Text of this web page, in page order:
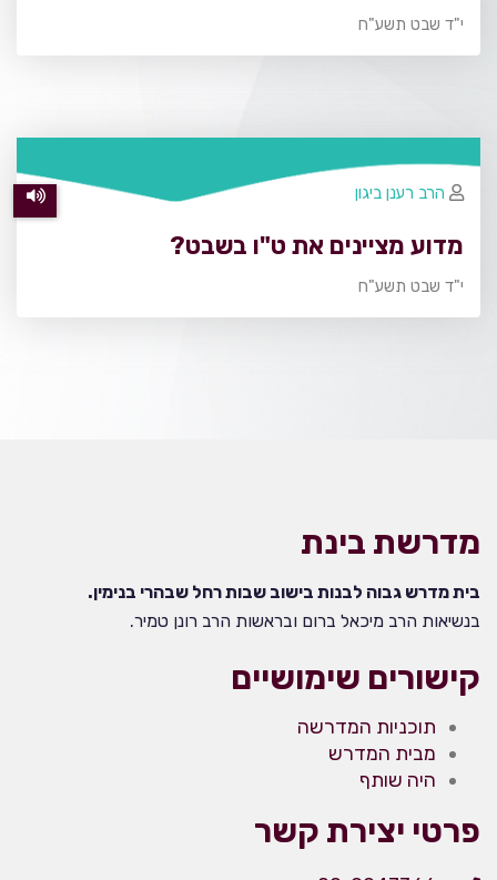
י"ד שבט תשע"ח
מדוע מציינים את ט"ו בשבט?
י"ד שבט תשע"ח
הרב רענן ביגון
מדרשת בינת
בית מדרש גבוה לבנות בישוב שבות רחל שבהרי בנימין.
בנשיאות הרב מיכאל ברום ובראשות הרב רונן טמיר.
קישורים שימושיים
תוכניות המדרשה
מבית המדרש
היה שותף
פרטי יצירת קשר